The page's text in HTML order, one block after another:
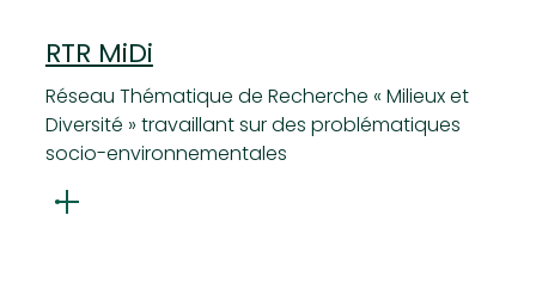
RTR MiDi
Réseau Thématique de Recherche « Milieux et
Diversité » travaillant sur des problématiques
socio-environnementales